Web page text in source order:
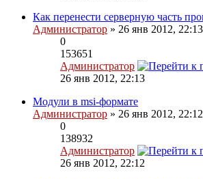
Как перенести серверную часть
Администратор » 26 янв 2012,
0
153651
Администратор
26 янв 2012, 22:13
Модули в msi-формате
Администратор » 26 янв 2012,
0
138932
Администратор
26 янв 2012, 22:12